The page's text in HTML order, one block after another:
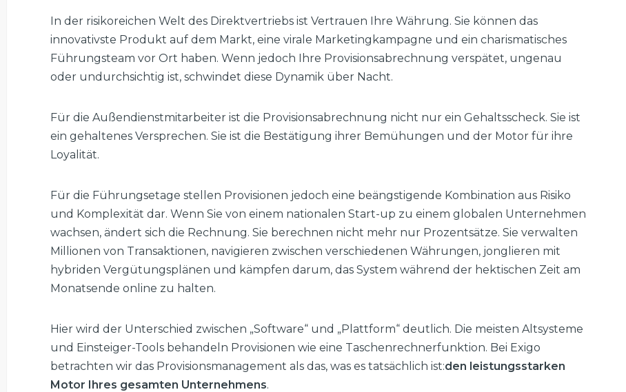
In der risikoreichen Welt des Direktvertriebs ist Vertrauen Ihre Währung. Sie können das
innovativste Produkt auf dem Markt, eine virale Marketingkampagne und ein charismatisches
Führungsteam vor Ort haben. Wenn jedoch Ihre Provisionsabrechnung verspätet, ungenau
oder undurchsichtig ist, schwindet diese Dynamik über Nacht.
Für die Außendienstmitarbeiter ist die Provisionsabrechnung nicht nur ein Gehaltsscheck. Sie ist
ein gehaltenes Versprechen. Sie ist die Bestätigung ihrer Bemühungen und der Motor für ihre
Loyalität.
Für die Führungsetage stellen Provisionen jedoch eine beängstigende Kombination aus Risiko
und Komplexität dar. Wenn Sie von einem nationalen Start-up zu einem globalen Unternehmen
wachsen, ändert sich die Rechnung. Sie berechnen nicht mehr nur Prozentsätze. Sie verwalten
Millionen von Transaktionen, navigieren zwischen verschiedenen Währungen, jonglieren mit
hybriden Vergütungsplänen und kämpfen darum, das System während der hektischen Zeit am
Monatsende online zu halten.
Hier wird der Unterschied zwischen „Software“ und „Plattform“ deutlich. Die meisten Altsysteme
und Einsteiger-Tools behandeln Provisionen wie eine Taschenrechnerfunktion. Bei Exigo
betrachten wir das Provisionsmanagement als das, was es tatsächlich ist:den leistungsstarken
Motor Ihres gesamten Unternehmens.